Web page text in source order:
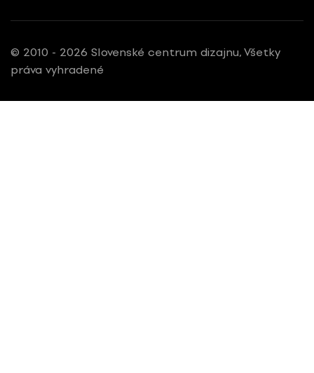
© 2010 - 2026 Slovenské centrum dizajnu, Všetky
práva vyhradené